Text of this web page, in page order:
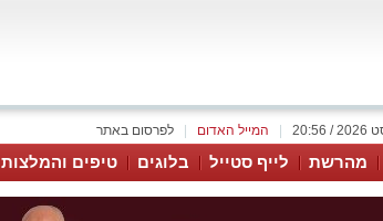
לפרסום באתר המייל האדום
מהרשת לייף סטייל בלוגים טיפים והמלצות